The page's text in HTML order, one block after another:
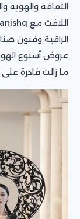
الراقية وفنون
عروض أسبوع
ما زالت قادرة على